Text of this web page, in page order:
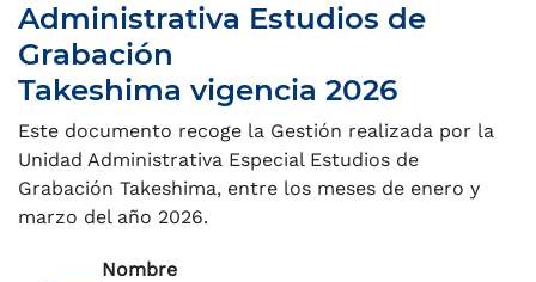
Administrativa Estudios de
Grabación
Takeshima vigencia 2026
Este documento recoge la Gestión realizada por la
Unidad Administrativa Especial Estudios de
Grabación Takeshima, entre los meses de enero y
marzo del año 2026.
Nombre